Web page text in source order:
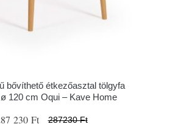
bővíthető étkezőasztal tölgyfa
120 cm Oqui – Kave Home
230 Ft 287230 Ft